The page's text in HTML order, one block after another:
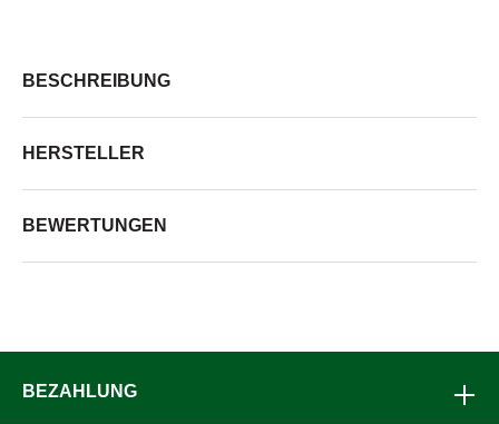
BESCHREIBUNG
HERSTELLER
BEWERTUNGEN
BEZAHLUNG